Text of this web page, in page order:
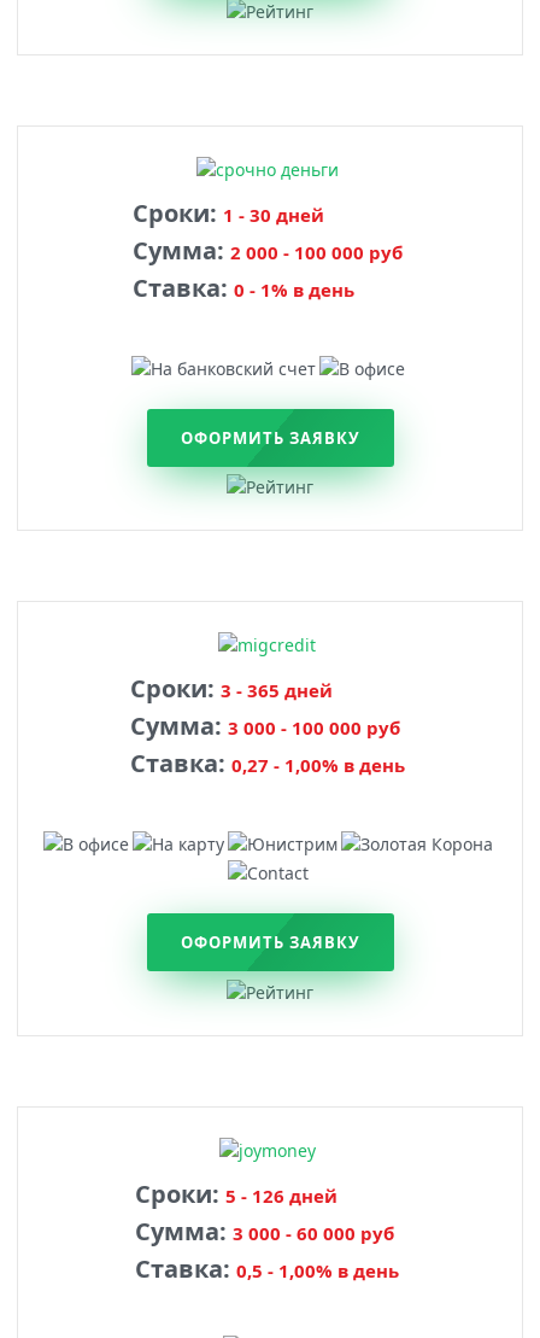
Сроки: 1 - 30 дней
Сумма: 2 000 - 100 000 руб
Ставка: 0 - 1% в день
ОФОРМИТЬ ЗАЯВКУ
Сроки: 3 - 365 дней
Сумма: 3 000 - 100 000 руб
Ставка: 0,27 - 1,00% в день
ОФОРМИТЬ ЗАЯВКУ
Сроки: 5 - 126 дней
Сумма: 3 000 - 60 000 руб
Ставка: 0,5 - 1,00% в день